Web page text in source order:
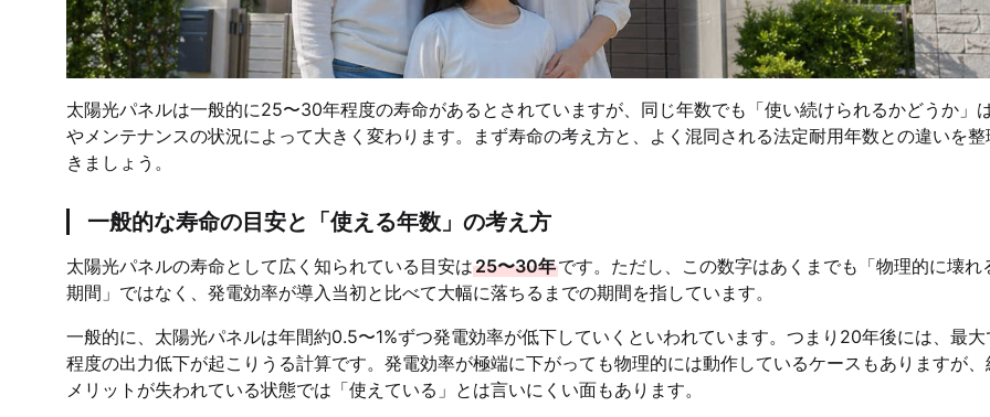
太陽光パネルは一般的に25〜30年程度の寿命があるとされていますが、同じ年数でも「使い続けられるかどうか」
やメンテナンスの状況によって大きく変わります。まず寿命の考え方と、よく混同される法定耐用年数との違いを
きましょう。
一般的な寿命の目安と「使える年数」の考え方
太陽光パネルの寿命として広く知られている目安は25〜30年です。ただし、この数字はあくまでも「物理的に壊れ
期間」ではなく、発電効率が導入当初と比べて大幅に落ちるまでの期間を指しています。
一般的に、太陽光パネルは年間約0.5〜1%ずつ発電効率が低下していくといわれています。つまり20年後には、最
程度の出力低下が起こりうる計算です。発電効率が極端に下がっても物理的には動作しているケースもありますが
メリットが失われている状態では「使えている」とは言いにくい面もあります。